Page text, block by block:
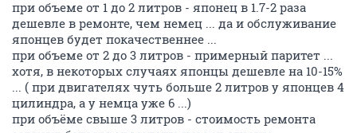
у меня интересные цифирки получились ...
Машинки считал с пробегом от 0 до 5 лет
при объеме от 1 до 2 литров - японец в 1.7-2 раза
дешевле в ремонте, чем немец ... да и обслуживание
японцев будет покачественнее ...
при объеме от 2 до 3 литров - примерный паритет ...
хотя, в некоторых случаях японцы дешевле на 10-15%
... ( при двигателях чуть больше 2 литров у японцев 4